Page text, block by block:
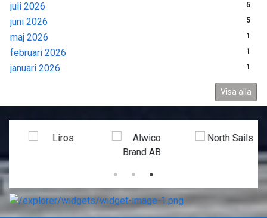
juli 2026 5
juni 2026 5
maj 2026 1
februari 2026 1
januari 2026 1
Visa alla